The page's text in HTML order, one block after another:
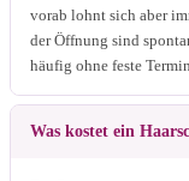
vorab lohnt sich aber
der Öffnung sind
häufig ohne feste
Was kostet ein